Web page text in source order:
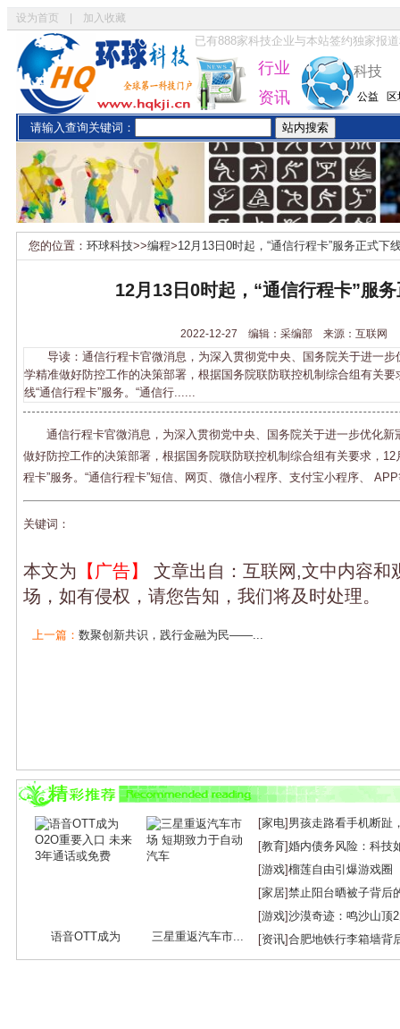
设为首页 加入收藏
已有888家科技企业与本站签约独家报
行业
资讯
科技
公益
请输入查询关键词：
您的位置： 环球科技>>编程>12月13日0时起，“通信行程卡”服务正式下
12月13日0时起，“通信行程卡”服
2022-12-27 编辑：采编部 来源：互联网
导读：通信行程卡官微消息，为深入贯彻党中央、国务院关于进一步
学精准做好防控工作的决策部署，根据国务院联防联控机制综合组有关
线“通信行程卡”服务。“通信行......
通信行程卡官微消息，为深入贯彻党中央、国务院关于进一步优化
做好防控工作的决策部署，根据国务院联防联控机制综合组有关要求，12
程卡”服务。“通信行程卡”短信、网页、微信小程序、支付宝小程序、
关键词：
本文为 【广告】
文章出自：互联网,文中内容和
场，如有侵权，请您告知，我们将及时处理。
上一篇： 数聚创新共识，践行金融为民——...
语音OTT成为
O2O...
三星重返汽车市...
[家电] 男孩走路看手机断趾
[教育]婚内债务风险：科技
[游戏]榴莲自由引爆游戏圈
[家居]禁止阳台晒被子背后
[游戏]沙漠奇迹：鸣沙山顶
[资讯]合肥地铁行李箱墙背